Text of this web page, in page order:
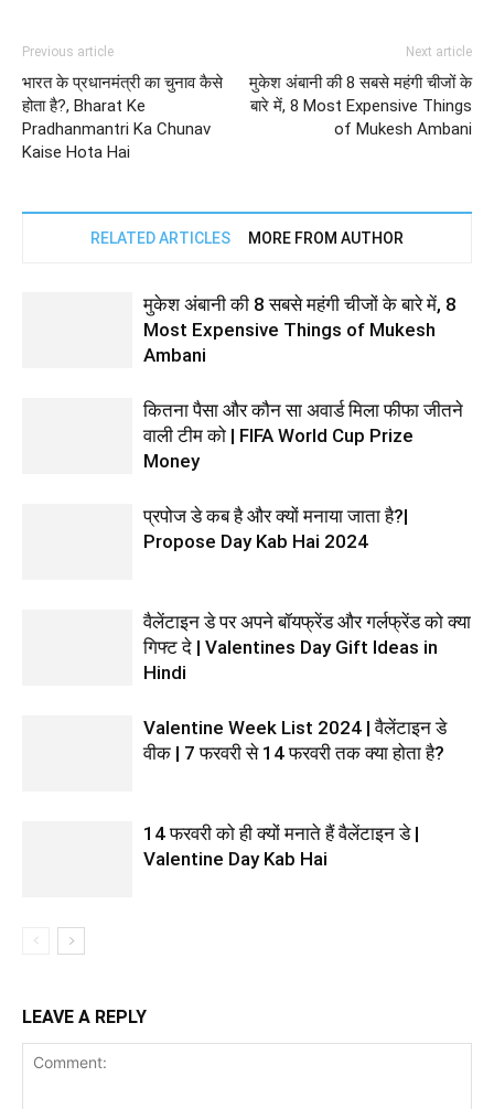
Previous article
भारत के प्रधानमंत्री का चुनाव कैसे
होता है?, Bharat Ke
Pradhanmantri Ka Chunav
Kaise Hota Hai
Next article
मुकेश अंबानी की 8 सबसे महंगी चीजों के
बारे में, 8 Most Expensive Things
of Mukesh Ambani
RELATED ARTICLES MORE FROM AUTHOR
मुकेश अंबानी की 8 सबसे महंगी चीजों के बारे में, 8
Most Expensive Things of Mukesh
Ambani
कितना पैसा और कौन सा अवार्ड मिला फीफा जीतने
वाली टीम को | FIFA World Cup Prize
Money
प्रपोज डे कब है और क्यों मनाया जाता है?|
Propose Day Kab Hai 2024
वैलेंटाइन डे पर अपने बॉयफ्रेंड और गर्लफ्रेंड को क्या
गिफ्ट दे | Valentines Day Gift Ideas in
Hindi
Valentine Week List 2024 | वैलेंटाइन डे
वीक | 7 फरवरी से 14 फरवरी तक क्या होता है?
14 फरवरी को ही क्यों मनाते हैं वैलेंटाइन डे |
Valentine Day Kab Hai
LEAVE A REPLY